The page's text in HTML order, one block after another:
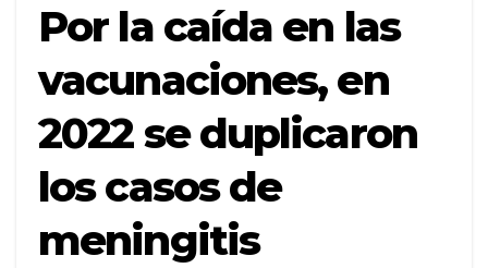
Por la caída en las
vacunaciones, en
2022 se duplicaron
los casos de
meningitis